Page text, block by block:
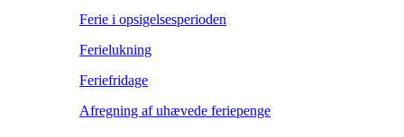
Ferie i opsigelsesperioden
Ferielukning
Feriefridage
Afregning af uhævede feriepenge